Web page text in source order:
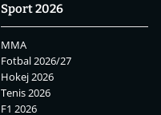
Sport 2026
MMA
Fotbal 2026/27
Hokej 2026
Tenis 2026
F1 2026